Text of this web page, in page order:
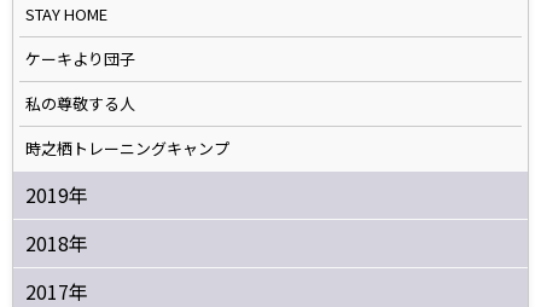
STAY HOME
ケーキより団子
私の尊敬する人
時之栖トレーニングキャンプ
2019年
2018年
2017年